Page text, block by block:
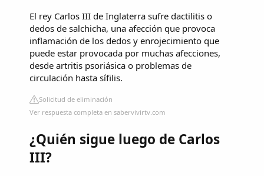
El rey Carlos III de Inglaterra sufre dactilitis o
dedos de salchicha, una afección que provoca
inflamación de los dedos y enrojecimiento que
puede estar provocada por muchas afecciones,
desde artritis psoriásica o problemas de
circulación hasta sífilis.
Solicitud de eliminación
Ver respuesta completa en sabervivirtv.com
¿Quién sigue luego de Carlos
III?